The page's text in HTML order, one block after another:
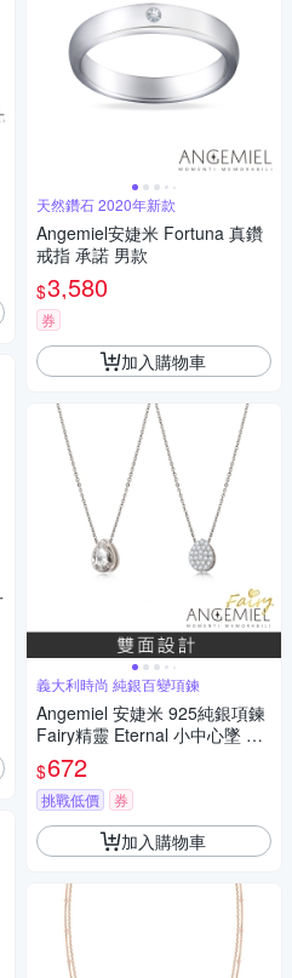
天然鑽石 2020年新款
Angemiel安婕米 Fortuna 真鑽
戒指 承諾 男款
$3,580
券
加入購物車
義大利時尚 純銀百變項鍊
Angemiel 安婕米 925純銀項鍊
Fairy精靈 Eternal 小中心墜 白
鑽滿鑽
$672
挑戰低價 券
加入購物車